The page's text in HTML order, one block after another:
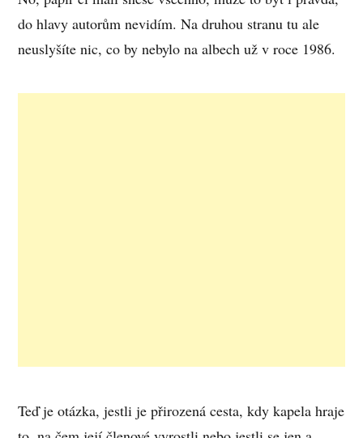
do hlavy autorům nevidím. Na druhou stranu tu ale
neuslyšíte nic, co by nebylo na albech už v roce 1986.
Teď je otázka, jestli je přirozená cesta, kdy kapela hraje